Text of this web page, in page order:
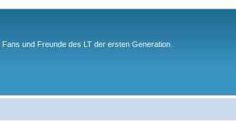
und Freunde des LT der ersten Generation.